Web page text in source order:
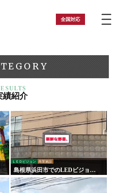
全国対応
績紹介
ＬＥＤビジョン 商業施設
島根県浜田市でのLEDビジョン
設置事例｜浜田銀天街様「3色か
らフルカラー」へリニューア
ル！